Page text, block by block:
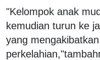
"Kelompok anak
kemudian turun ke
yang